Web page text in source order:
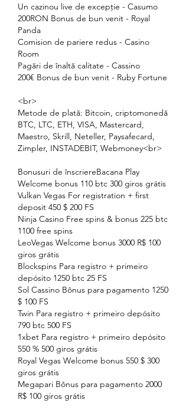
Un cazinou live de excepție - Casumo
200RON Bonus de bun venit - Royal
Panda
Comision de pariere redus - Casino
Room
Pagări de înaltă calitate - Cassino
200€ Bonus de bun venit - Ruby Fortune
<br>
Metode de plată: Bitcoin, criptomonedă
BTC, LTC, ETH, VISA, Mastercard,
Maestro, Skrill, Neteller, Paysafecard,
Zimpler, INSTADEBIT, Webmoney<br>
Bonusuri de înscriereBacana Play
Welcome bonus 110 btc 300 giros grátis
Vulkan Vegas For registration + first
deposit 450 $ 200 FS
Ninja Casino Free spins & bonus 225 btc
1100 free spins
LeoVegas Welcome bonus 3000 R$ 100
giros grátis
Blockspins Para registro + primeiro
depósito 1250 btc 25 FS
Sol Cassino Bônus para pagamento 1250
$ 100 FS
Twin Para registro + primeiro depósito
790 btc 500 FS
1xbet Para registro + primeiro depósito
550 % 500 giros grátis
Royal Vegas Welcome bonus 550 $ 300
giros grátis
Megapari Bônus para pagamento 2000
R$ 100 giros grátis